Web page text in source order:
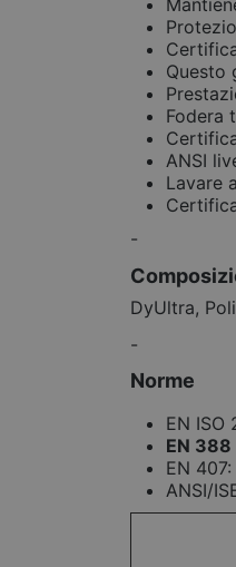
Questo
Fodera
ANSI
Lavare
-
DyUltra,
-
Norme
EN ISO
EN 388
EN 407:
ANSI/